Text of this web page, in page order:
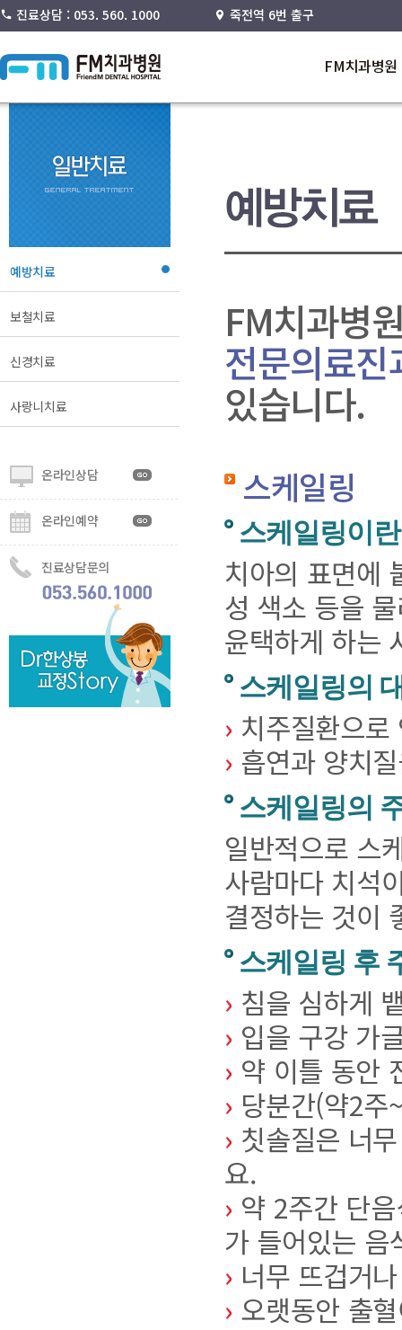
진료상담 : 053. 560. 1000 죽전역 6번 출구
FM치과병원
예방치료
보철치료
신경치료
사랑니치료
온라인상담
온라인예약
진료상담문의
FM치과병
전문의료
있습니다.
스케일링
스케일링이란
치아의 표면에
성 색소 등을
윤택하게 하는
스케일링의
› 치주질환으
› 흡연과 양치
스케일링의
일반적으로 스
사람마다 치석
결정하는 것이
스케일링 후
› 침을 심하게
› 입을 구강 가
› 약 이틀 동안
› 당분간(약2주
› 칫솔질은 너
요.
› 약 2주간 단
가 들어있는 음
› 너무 뜨겁거
› 오랫동안 출